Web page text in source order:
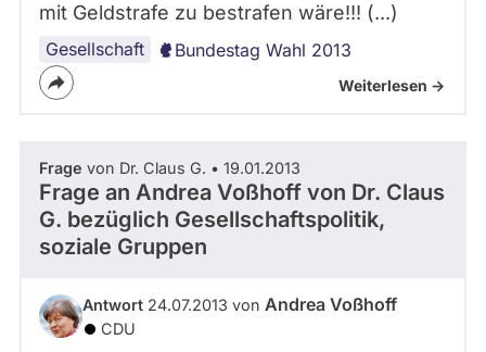
mit Geldstrafe zu bestrafen wäre!!! (...)
Gesellschaft Bundestag Wahl 2013
Weiterlesen ->
Frage von Dr. Claus G. • 19.01.2013
Frage an Andrea Voßhoff von Dr. Claus
G. bezüglich Gesellschaftspolitik,
soziale Gruppen
Antwort 24.07.2013 von Andrea Voßhoff
CDU